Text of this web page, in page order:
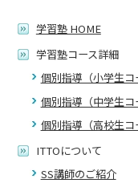
学習塾 HOME
学習塾コース詳細
個別指導（小学生コ
個別指導（中学生コ
個別指導（高校生コ
ITTOについて
SS講師のご紹介